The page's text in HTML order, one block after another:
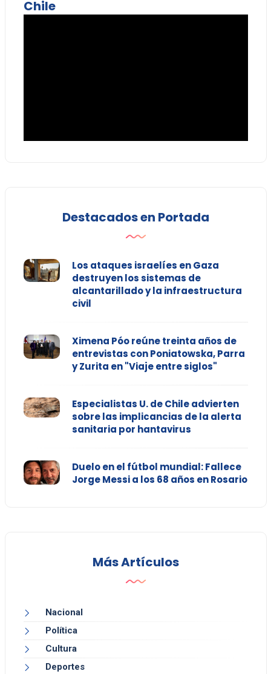
Chile
Destacados en Portada
Los ataques israelíes en Gaza
destruyen los sistemas de
alcantarillado y la infraestructura
civil
Ximena Póo reúne treinta años de
entrevistas con Poniatowska, Parra
y Zurita en "Viaje entre siglos"
Especialistas U. de Chile advierten
sobre las implicancias de la alerta
sanitaria por hantavirus
Duelo en el fútbol mundial: Fallece
Jorge Messi a los 68 años en Rosario
Más Artículos
Nacional
Política
Cultura
Deportes